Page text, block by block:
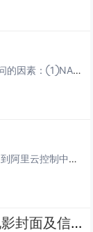
1. 小哥，我外网DDNS又上不去了。 影响外网访问的因素：①NAS已正常开机；②宽带有公网IP；③端口转发已生效（测试端口是否开启）；④局域网环境没有变化（例：更换路由器、NAS局域网IP变化或者IP冲突）...
方法一：1.注册阿里云账号。2.注册一个域名。3.到阿里云控制中心找到access key和secret并保存下来4.到群晖控制面板找到任务计划新增一个计划。新增->计划的任务->用户自定义脚本任务名称自己随便设置运行频率推荐选...
群晖VideoStation套件无法获取电影封面及信息的解决方法